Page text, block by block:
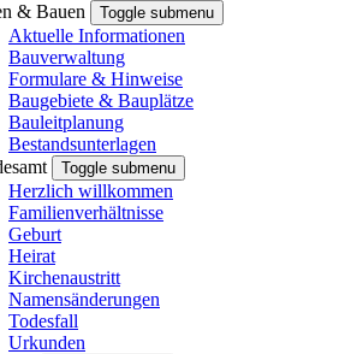
& Bauen
Toggle submenu
Aktuelle Informationen
Bauverwaltung
Formulare & Hinweise
Baugebiete & Bauplätze
Bauleitplanung
Bestandsunterlagen
Toggle submenu
Herzlich willkommen
Familienverhältnisse
Geburt
Heirat
Kirchenaustritt
Namensänderungen
Todesfall
Urkunden